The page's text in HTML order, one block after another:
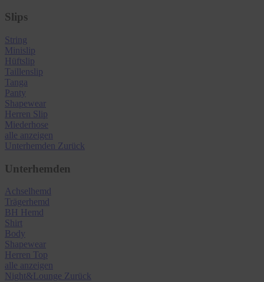
Slips
String
Minislip
Hüftslip
Taillenslip
Tanga
Panty
Shapewear
Herren Slip
Miederhose
alle anzeigen
Unterhemden Zurück
Unterhemden
Achselhemd
Trägerhemd
BH Hemd
Shirt
Body
Shapewear
Herren Top
alle anzeigen
Night&Lounge Zurück